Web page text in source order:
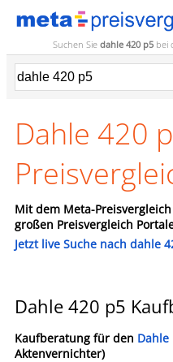
Suchen Sie dahle 420 p5 bei
Dahle 420
Mit dem Meta-
großen Preisvergleich
Jetzt live Suche nach dahle
Dahle 420 p5
Kaufberatung für den Dahle
Aktenvernichter)